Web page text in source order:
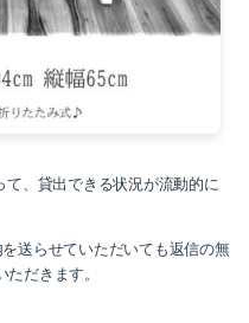
、貸出できる状況が流動的に
送らせていただいても返信の無
だきます。